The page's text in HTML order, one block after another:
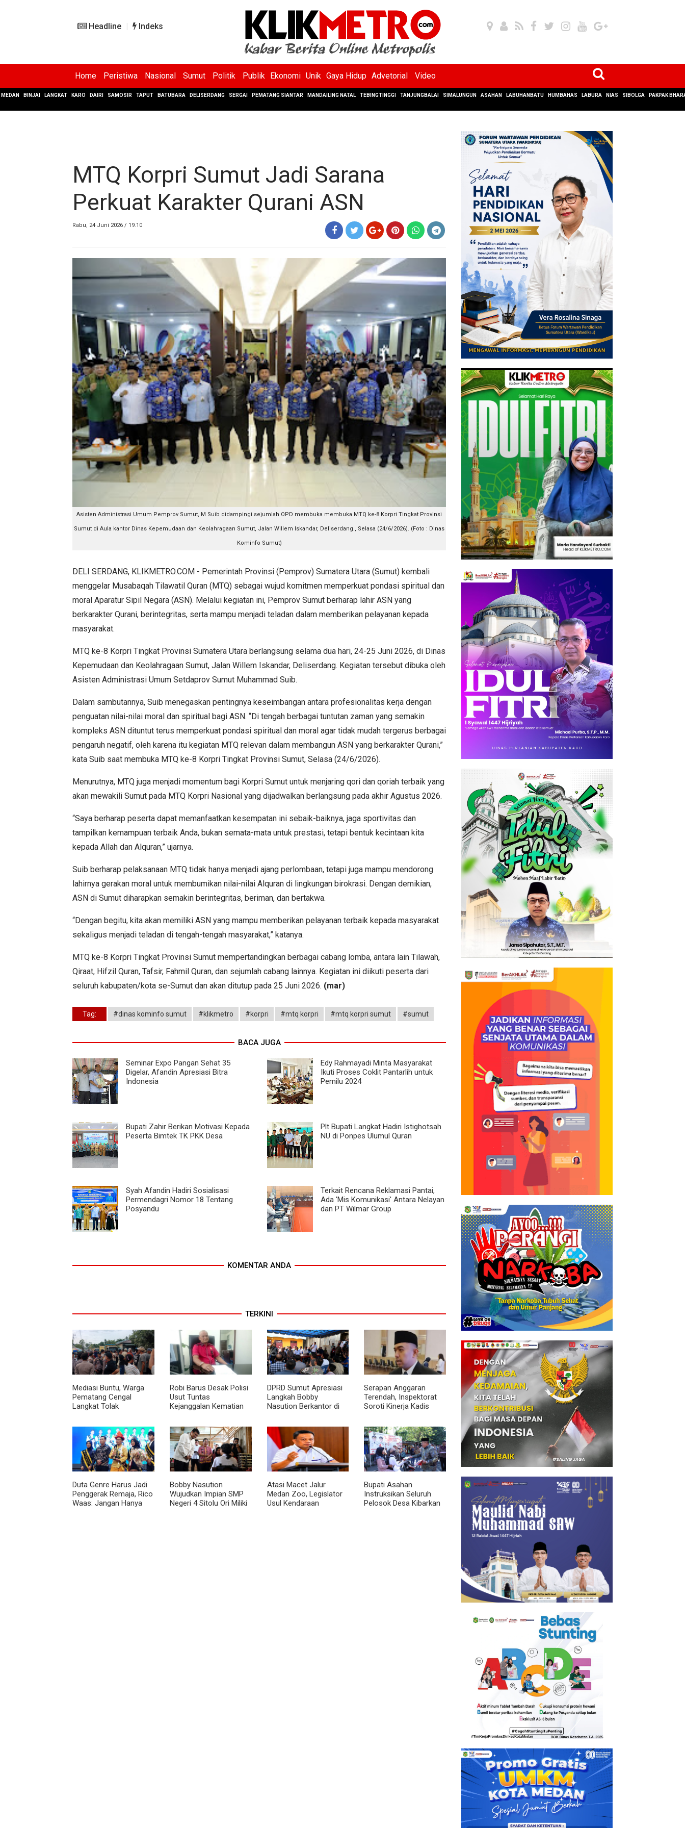
Headline Indeks
Home Peristiwa Nasional Sumut Politik Publik Ekonomi Unik Gaya Hidup Advetorial Video
MEDAN BINJAI LANGKAT KARO DAIRI SAMOSIR TAPUT BATUBARA DELISERDANG SERGAI PEMATANG SIANTAR MANDAILING NATAL TEBINGTINGGI TANJUNGBALAI SIMALUNGUN ASAHAN LABUHANBATU HUMBAHAS LABURA NIAS SIBOLGA PAKPAK
MTQ Korpri Sumut Jadi Sarana
Perkuat Karakter Qurani ASN
Rabu, 24 Juni 2026 / 19.10
Asisten Administrasi Umum Pemprov Sumut, M Suib didampingi sejumlah OPD membuka membuka MTQ ke-8 Korpri Tingkat Provinsi
Sumut di Aula kantor Dinas Kepemudaan dan Keolahragaan Sumut, Jalan Willem Iskandar, Deliserdang., Selasa (24/6/2026). (Foto : Dinas
Kominfo Sumut)
DELI SERDANG, KLIKMETRO.COM - Pemerintah Provinsi (Pemprov) Sumatera Utara (Sumut) kembali
menggelar Musabaqah Tilawatil Quran (MTQ) sebagai wujud komitmen memperkuat pondasi spiritual dan
moral Aparatur Sipil Negara (ASN). Melalui kegiatan ini, Pemprov Sumut berharap lahir ASN yang
berkarakter Qurani, berintegritas, serta mampu menjadi teladan dalam memberikan pelayanan kepada
masyarakat.
MTQ ke-8 Korpri Tingkat Provinsi Sumatera Utara berlangsung selama dua hari, 24-25 Juni 2026, di Dinas
Kepemudaan dan Keolahragaan Sumut, Jalan Willem Iskandar, Deliserdang. Kegiatan tersebut dibuka oleh
Asisten Administrasi Umum Setdaprov Sumut Muhammad Suib.
Dalam sambutannya, Suib menegaskan pentingnya keseimbangan antara profesionalitas kerja dengan
penguatan nilai-nilai moral dan spiritual bagi ASN. “Di tengah berbagai tuntutan zaman yang semakin
kompleks ASN dituntut terus memperkuat pondasi spiritual dan moral agar tidak mudah tergerus berbagai
pengaruh negatif, oleh karena itu kegiatan MTQ relevan dalam membangun ASN yang berkarakter Qurani,”
kata Suib saat membuka MTQ ke-8 Korpri Tingkat Provinsi Sumut, Selasa (24/6/2026).
Menurutnya, MTQ juga menjadi momentum bagi Korpri Sumut untuk menjaring qori dan qoriah terbaik yang
akan mewakili Sumut pada MTQ Korpri Nasional yang dijadwalkan berlangsung pada akhir Agustus 2026.
“Saya berharap peserta dapat memanfaatkan kesempatan ini sebaik-baiknya, jaga sportivitas dan
tampilkan kemampuan terbaik Anda, bukan semata-mata untuk prestasi, tetapi bentuk kecintaan kita
kepada Allah dan Alquran,” ujarnya.
Suib berharap pelaksanaan MTQ tidak hanya menjadi ajang perlombaan, tetapi juga mampu mendorong
lahirnya gerakan moral untuk membumikan nilai-nilai Alquran di lingkungan birokrasi. Dengan demikian,
ASN di Sumut diharapkan semakin berintegritas, beriman, dan bertakwa.
“Dengan begitu, kita akan memiliki ASN yang mampu memberikan pelayanan terbaik kepada masyarakat
sekaligus menjadi teladan di tengah-tengah masyarakat,” katanya.
MTQ ke-8 Korpri Tingkat Provinsi Sumut mempertandingkan berbagai cabang lomba, antara lain Tilawah,
Qiraat, Hifzil Quran, Tafsir, Fahmil Quran, dan sejumlah cabang lainnya. Kegiatan ini diikuti peserta dari
seluruh kabupaten/kota se-Sumut dan akan ditutup pada 25 Juni 2026. (mar)
Tag: #dinas kominfo sumut #klikmetro #korpri #mtq korpri #mtq korpri sumut #sumut
BACA JUGA
Seminar Expo Pangan Sehat 35
Digelar, Afandin Apresiasi Bitra
Indonesia
Edy Rahmayadi Minta Masyarakat
Ikuti Proses Coklit Pantarlih untuk
Pemilu 2024
Bupati Zahir Berikan Motivasi Kepada
Peserta Bimtek TK PKK Desa
Plt Bupati Langkat Hadiri Istighotsah
NU di Ponpes Ulumul Quran
Syah Afandin Hadiri Sosialisasi
Permendagri Nomor 18 Tentang
Posyandu
Terkait Rencana Reklamasi Pantai,
Ada 'Mis Komunikasi' Antara Nelayan
dan PT Wilmar Group
KOMENTAR ANDA
TERKINI
Mediasi Buntu, Warga
Pematang Cengal
Langkat Tolak
Robi Barus Desak Polisi
Usut Tuntas
Kejanggalan Kematian
Helvetia, Minta Otopsi
Ulang
DPRD Sumut Apresiasi
Langkah Bobby
Nasution Berkantor di
Percepat Pembangunan
Serapan Anggaran
Terendah, Inspektorat
Soroti Kinerja Kadis
Duta Genre Harus Jadi
Penggerak Remaja, Rico
Waas: Jangan Hanya
Bobby Nasution
Wujudkan Impian SMP
Negeri 4 Sitolu Ori Miliki
Atasi Macet Jalur
Medan Zoo, Legislator
Usul Kendaraan
Bupati Asahan
Instruksikan Seluruh
Pelosok Desa Kibarkan